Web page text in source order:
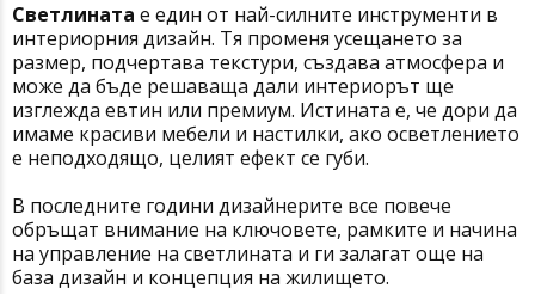
Светлината е един от най-силните инструменти в
интериорния дизайн. Тя променя усещането за
размер, подчертава текстури, създава атмосфера и
може да бъде решаваща дали интериорът ще
изглежда евтин или премиум. Истината е, че дори да
имаме красиви мебели и настилки, ако осветлението
е неподходящо, целият ефект се губи.
В последните години дизайнерите все повече
обръщат внимание на ключовете, рамките и начина
на управление на светлината и ги залагат още на
база дизайн и концепция на жилището.